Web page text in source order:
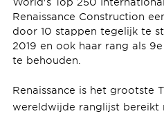
Renaissance Construction
door 10 stappen tegelijk te
2019 en ook haar rang als
te behouden.
Renaissance is het grootste
wereldwijde ranglijst bereikt